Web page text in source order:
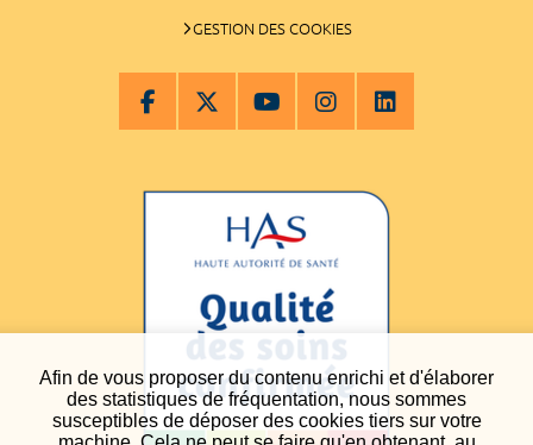
Afin de vous proposer du contenu enrichi et d'élaborer
des statistiques de fréquentation, nous sommes
susceptibles de déposer des cookies tiers sur votre
GESTION DES COOKIES